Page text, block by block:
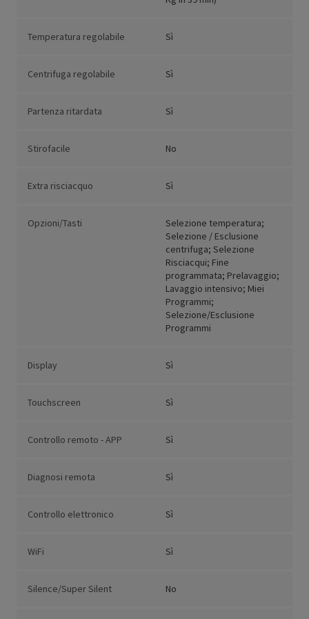
Temperatura regolabile Sì
Centrifuga regolabile Sì
Partenza ritardata Sì
Stirofacile No
Extra risciacquo Sì
Opzioni/Tasti
Selezione temperatura;
Selezione / Esclusione
centrifuga; Selezione
Risciacqui; Fine
programmata; Prelavaggio;
Lavaggio intensivo; Miei
Programmi;
Selezione/Esclusione
Programmi
Display Sì
Touchscreen Sì
Controllo remoto - APP Sì
Diagnosi remota Sì
Controllo elettronico Sì
WiFi Sì
Silence/Super Silent No